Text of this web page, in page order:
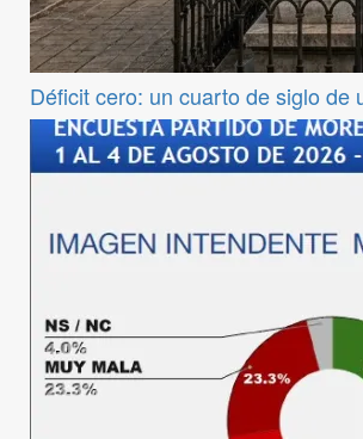
Déficit cero: un cuarto de siglo de